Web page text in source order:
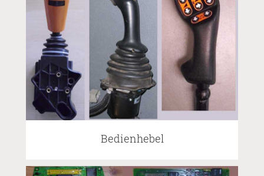
Bedienhebel